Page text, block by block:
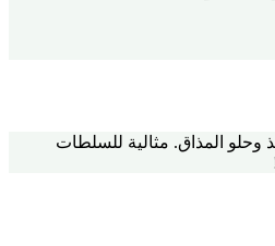
المذاق. مثالية للسلطات